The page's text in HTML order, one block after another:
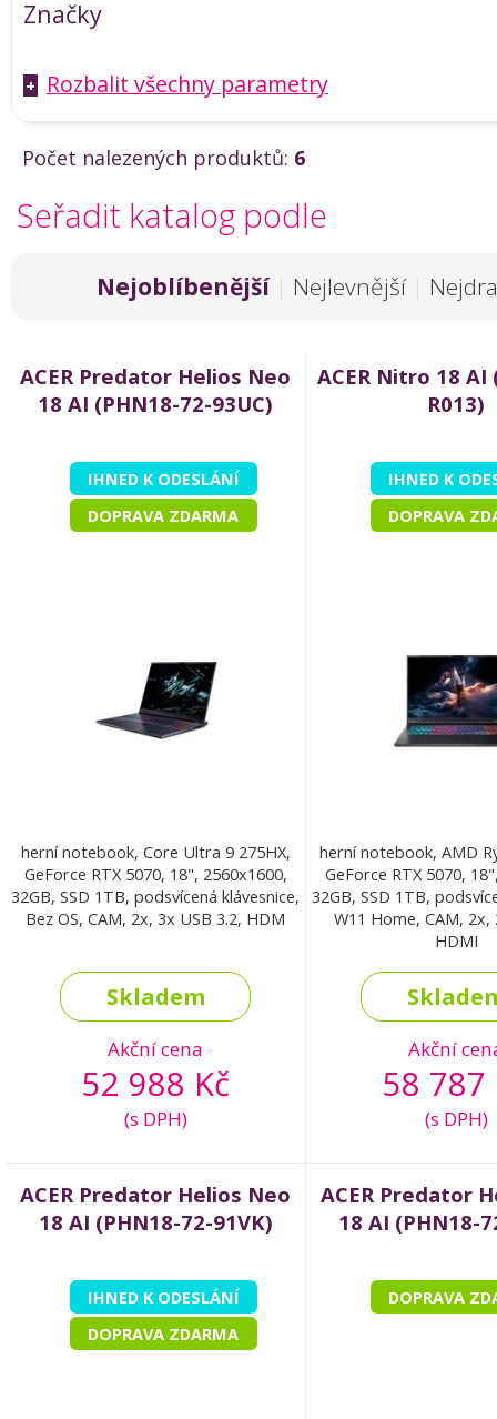
Značky
+ Rozbalit všechny parametry
Počet nalezených produktů: 6
Seřadit katalog podle
Nejoblíbenější | Nejlevnější |
ACER Predator Helios Neo
18 AI (PHN18-72-93UC)
IHNED K ODESLÁNÍ
DOPRAVA ZDARMA
herní notebook, Core Ultra 9 275HX,
GeForce RTX 5070, 18", 2560x1600,
32GB, SSD 1TB, podsvícená klávesnice,
Bez OS, CAM, 2x, 3x USB 3.2, HDM
Skladem
Akční cena
52 988 Kč
(s DPH)
ACER Nitro 18 AI
R013)
IHNED K
DOPRAVA
herní notebook, AMD
GeForce RTX 5070,
32GB, SSD 1TB,
W11 Home, CAM, 2x,
HDMI
Akční
58 787
(s DPH)
ACER Predator Helios Neo
18 AI (PHN18-72-91VK)
IHNED K ODESLÁNÍ
DOPRAVA ZDARMA
ACER Predator
18 AI (PHN18-
DOPRAVA